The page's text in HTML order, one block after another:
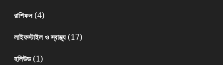
রাশিফল(4)
লাইফস্টাইল ও স্বাস্থ্য(17)
হলিউড(1)